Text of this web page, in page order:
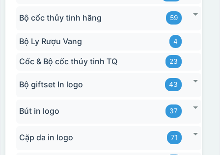
Bộ cốc thủy tinh hãng 59
Bộ Ly Rượu Vang 4
Cốc & Bộ cốc thủy tinh TQ 23
Bộ giftset In logo 43
Bút in logo 37
Cặp da in logo 71